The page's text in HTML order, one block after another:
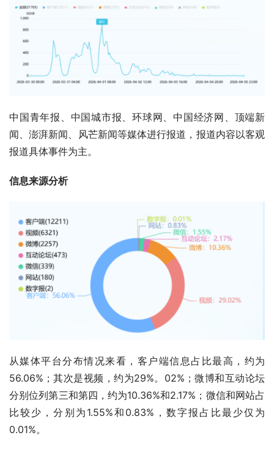
中国青年报、中国城市报、环球网、中国经济网、顶端新
闻、澎湃新闻、风芒新闻等媒体进行报道，报道内容以客观
报道具体事件为主。
信息来源分析
从媒体平台分布情况来看，客户端信息占比最高，约为
56.06%；其次是视频，约为29%。02%；微博和互动论坛
分别位列第三和第四，约为10.36%和2.17%；微信和网站占
比较少，分别为1.55%和0.83%，数字报占比最少仅为
0.01%。